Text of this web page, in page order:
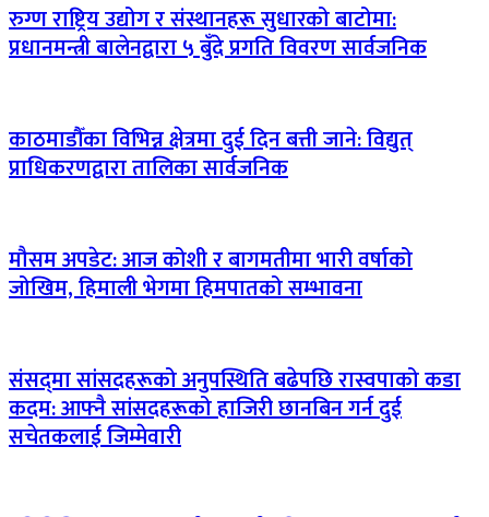
रुग्ण राष्ट्रिय उद्योग र संस्थानहरू सुधारको बाटोमा:
प्रधानमन्त्री बालेनद्वारा ५ बुँदे प्रगति विवरण सार्वजनिक
काठमाडौँका विभिन्न क्षेत्रमा दुई दिन बत्ती जाने: विद्युत्
प्राधिकरणद्वारा तालिका सार्वजनिक
मौसम अपडेट: आज कोशी र बागमतीमा भारी वर्षाको
जोखिम, हिमाली भेगमा हिमपातको सम्भावना
संसद्‌मा सांसदहरूको अनुपस्थिति बढेपछि रास्वपाको कडा
कदम: आफ्नै सांसदहरूको हाजिरी छानबिन गर्न दुई
सचेतकलाई जिम्मेवारी